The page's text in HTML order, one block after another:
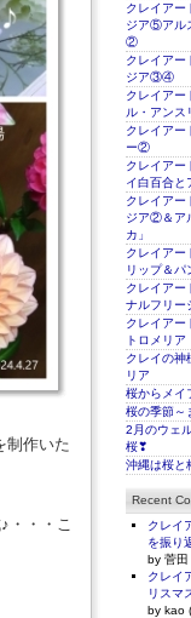
制作いた
・・・こ
クレイアー
ジア⑤アル
②
クレイアー
ジア③④
クレイアー
ル・アン
クレイアー
ー②
クレイアー
イ白百合
クレイアー
ジア②＆ア
カ」
クレイアー
リップ＆パ
クレイアー
ナルフリ
クレイアー
トロメリア
クレイの神
リア
桜からメイ
桜の季節～
2月のウェ
桜❣
沖縄は桜と
Recent
クレイ
を振り
by 菅
クレイ
リスマ
by kao